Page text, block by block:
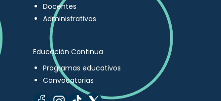
Docentes
Administrativos
Educación Continua
Programas educativos
Convocatorias